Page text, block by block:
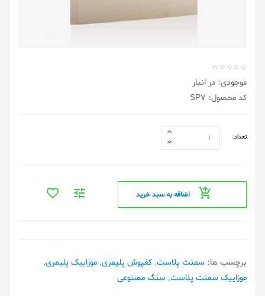
موجودی: در انبار
کد محصول: SP7
تعداد:
اضافه به سبد خرید
برچسب ها: سمنت پلاست, کفپوش پلیمری, موزاییک پلیمری,
موزاییک سمنت پلاست, سنگ مصنوعی